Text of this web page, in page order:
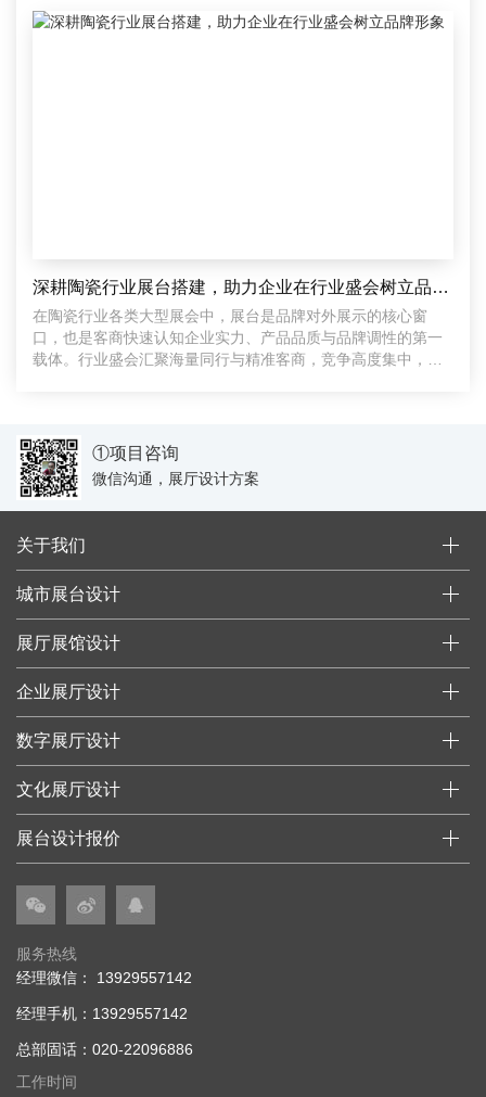
深耕陶瓷行业展台搭建，助力企业在行业盛会树立品牌形象
在陶瓷行业各类大型展会中，展台是品牌对外展示的核心窗
口，也是客商快速认知企业实力、产品品质与品牌调性的第一
载体。行业盛会汇聚海量同行与精准客商，竞争高度集中，千
①项目咨询
微信沟通，展厅设计方案
关于我们
城市展台设计
展厅展馆设计
企业展厅设计
数字展厅设计
文化展厅设计
展台设计报价
服务热线
经理微信： 13929557142
经理手机：13929557142
总部固话：020-22096886
工作时间